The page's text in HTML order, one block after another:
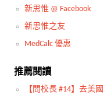
新思惟 @ Facebook
新思惟之友
MedCalc 優惠
推薦閱讀
【問校長 #14】去美國